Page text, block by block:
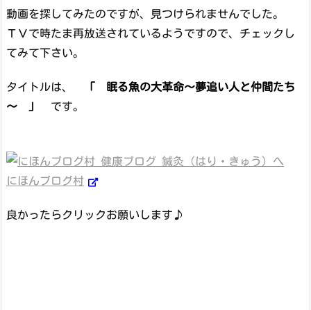
動画を探してみたのですが、見つけられませんでした。
ＴＶで時たま再放送されているようですので、チェックし
てみて下さい。
タイトルは、
「 眠る魚の大革命～夢追い人と仲間たち
～ 」
です。
にほんブログ村
良かったらクリックお願いします♪